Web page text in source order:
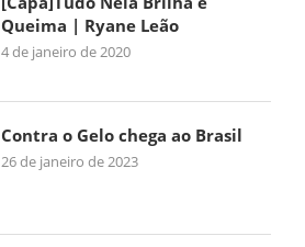
Queima | Ryane Leão
4 de janeiro de 2020
Contra o Gelo chega ao Brasil
26 de janeiro de 2023